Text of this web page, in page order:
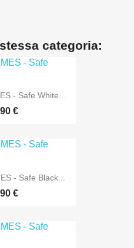
categoria:
- Safe White...
€
- Safe Black...
€